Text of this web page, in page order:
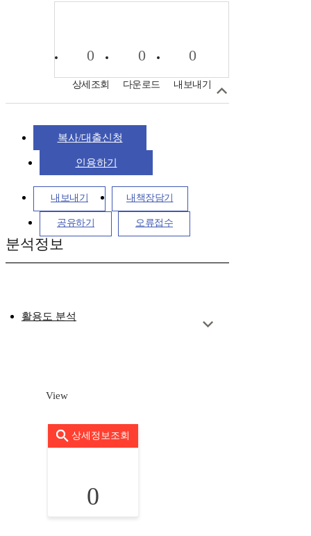
0
상세조회
0
다운로드
0
내보내기
복사/대출신청
인용하기
내보내기 내책장담기
공유하기 오류접수
분석정보
활용도 분석
View
상세정보조회
0